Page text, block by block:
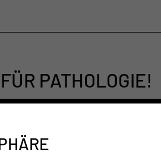
PATHOLOGIE!
Krankenhäuser des
breites Spektrum diagnostischer
von Geweben